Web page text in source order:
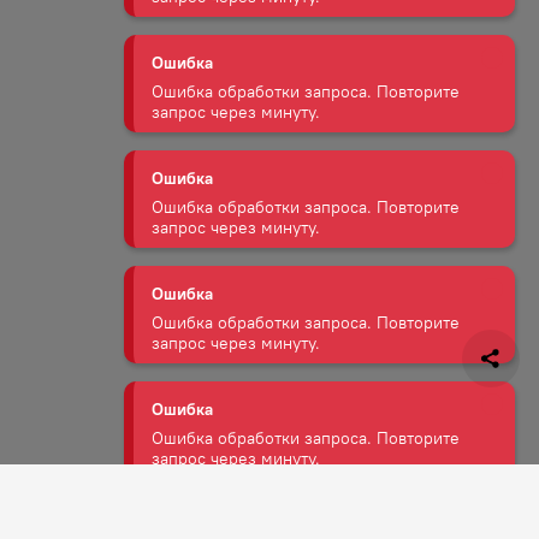
Ошибка обработки запроса. Повторите
запрос через минуту.
Ошибка
Ошибка обработки запроса. Повторите
запрос через минуту.
Ошибка
Ошибка обработки запроса. Повторите
запрос через минуту.
Ошибка
Ошибка обработки запроса. Повторите
запрос через минуту.
Ошибка